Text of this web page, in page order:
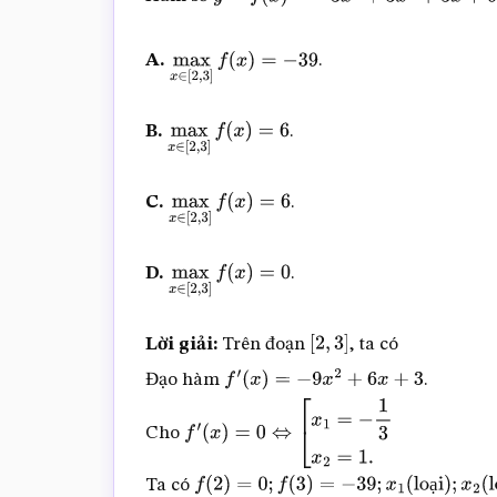
y =f( x )=− 3x 3x2 3 x+6
A. maxx ∈[2,3 ]f( =−.
B. maxx ∈[2,3 ]f( x).
C. maxx ∈[2,3 ]f( x).
D. maxx ∈[2,3 ]f( x).
Lời giải: Trên đoạn [2, 3], ta có
Đạo hàm f′ x)= −9 +6 +3 .
Cho f′ x)= 0⇔[ 1=
Ta có ạ